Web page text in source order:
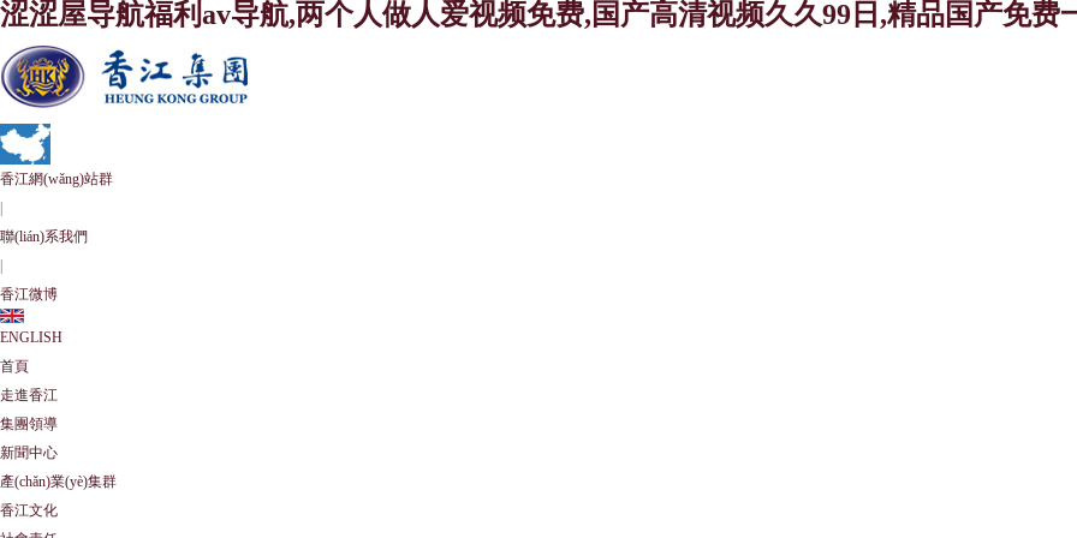
涩涩屋导航福利av导航,两个人做人爱视频免费,国产高清视频久久99日,精品国产免费
香江網(wǎng)站群
聯(lián)系我們
香江微博
ENGLISH
首頁
走進香江
集團領導
新聞中心
產(chǎn)業(yè)集群
香江文化